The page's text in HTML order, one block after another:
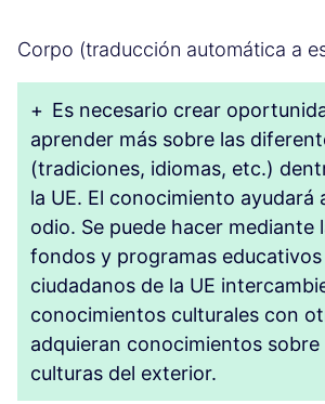
Corpo (traducción automática a
+ Es necesario crear
aprender más sobre las
(tradiciones, idiomas, etc.)
la UE. El conocimiento ayudará
odio. Se puede hacer mediante
fondos y programas
ciudadanos de la UE
conocimientos culturales con
adquieran conocimientos
culturas del exterior.